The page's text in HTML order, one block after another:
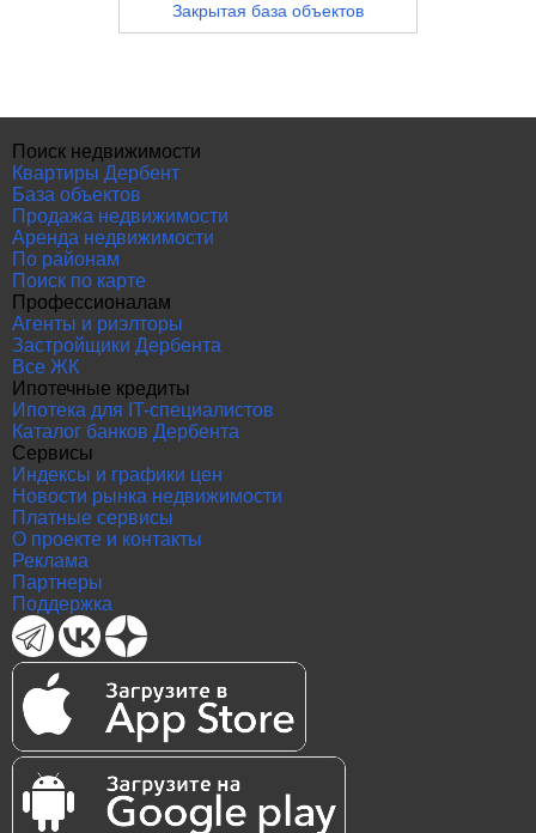
Закрытая база объектов
Поиск недвижимости
Квартиры Дербент
База объектов
Продажа недвижимости
Аренда недвижимости
По районам
Поиск по карте
Профессионалам
Агенты и риэлторы
Застройщики Дербента
Все ЖК
Ипотечные кредиты
Ипотека для IT-специалистов
Каталог банков Дербента
Сервисы
Индексы и графики цен
Новости рынка недвижимости
Платные сервисы
О проекте и контакты
Реклама
Партнеры
Поддержка